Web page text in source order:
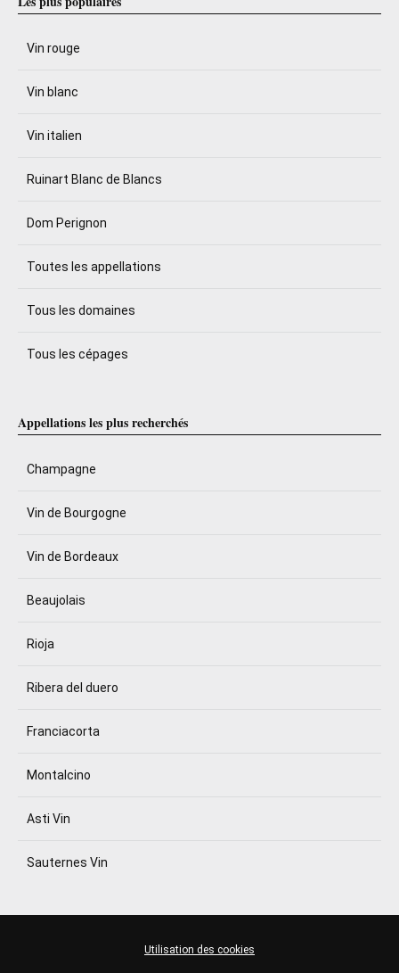
Vin rouge
Vin blanc
Vin italien
Ruinart Blanc de Blancs
Dom Perignon
Toutes les appellations
Tous les domaines
Tous les cépages
Appellations les plus recherchés
Champagne
Vin de Bourgogne
Vin de Bordeaux
Beaujolais
Rioja
Ribera del duero
Franciacorta
Montalcino
Asti Vin
Sauternes Vin
Utilisation des cookies